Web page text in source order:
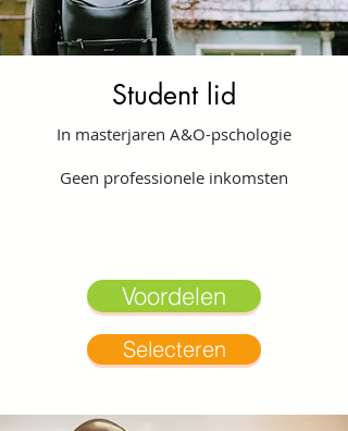
Student lid
In masterjaren A&O-pschologie
Geen professionele inkomsten
Voordelen
Selecteren